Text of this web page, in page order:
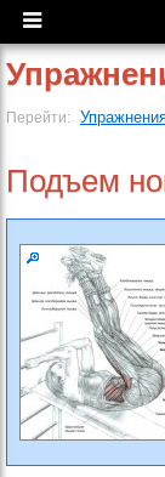
Перейти:
Подъем